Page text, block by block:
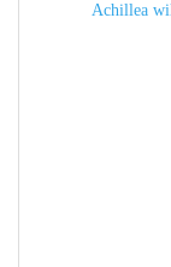
Achillea